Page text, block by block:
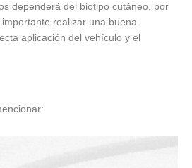
dependerá del biotipo cutáneo, por
realizar una buena
aplicación del vehículo y el